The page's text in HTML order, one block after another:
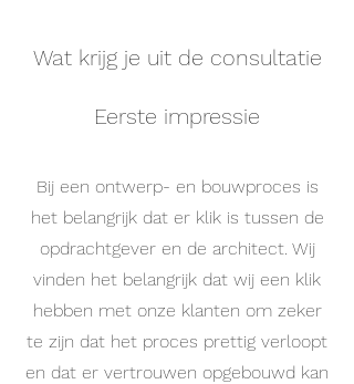
Wat krijg je uit de consultatie
Eerste impressie
Bij een ontwerp- en bouwproces is
het belangrijk dat er klik is tussen de
opdrachtgever en de architect. Wij
vinden het belangrijk dat wij een klik
hebben met onze klanten om zeker
te zijn dat het proces prettig verloopt
en dat er vertrouwen opgebouwd kan